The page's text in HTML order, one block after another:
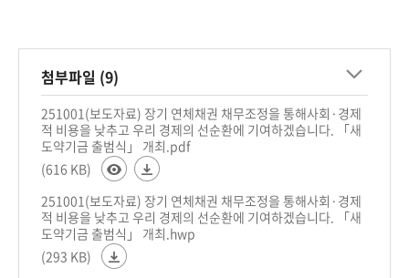
첨부파일 (9)
251001(보도자료) 장기 연체채권 채무조정을 통해사회·경제
적 비용을 낮추고 우리 경제의 선순환에 기여하겠습니다. 「새
도약기금 출범식」 개최.pdf
(616 KB)
251001(보도자료) 장기 연체채권 채무조정을 통해사회·경제
적 비용을 낮추고 우리 경제의 선순환에 기여하겠습니다. 「새
도약기금 출범식」 개최.hwp
(293 KB)